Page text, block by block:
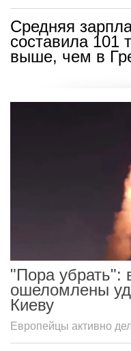
Средняя
составила 101
выше, чем в
"Пора убрать":
ошеломлены
Киеву
Европейцы активно